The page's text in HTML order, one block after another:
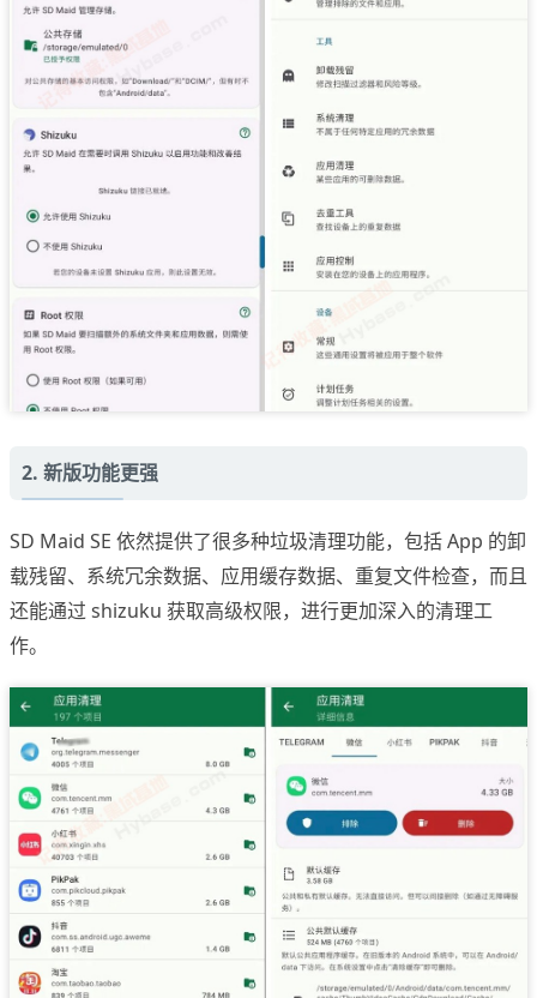
2. 新版功能更强
SD Maid SE 依然提供了很多种垃圾清理功能，包括 App 的卸
载残留、系统冗余数据、应用缓存数据、重复文件检查，而且
还能通过 shizuku 获取高级权限，进行更加深入的清理工
作。